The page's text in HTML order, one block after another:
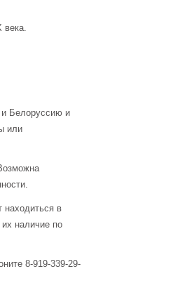
и Белоруссию и
или
находиться в
наличие по
8-919-339-29-